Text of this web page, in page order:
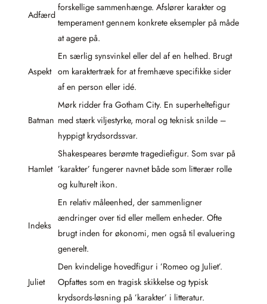
Adfærd
forskellige sammenhænge. Afslører karakter og
temperament gennem konkrete eksempler på måde
at agere på.
Aspekt
En særlig synsvinkel eller del af en helhed. Brugt
om karaktertræk for at fremhæve specifikke sider
af en person eller idé.
Batman
Mørk ridder fra Gotham City. En superheltefigur
med stærk viljestyrke, moral og teknisk snilde –
hyppigt krydsordssvar.
Hamlet
Shakespeares berømte tragediefigur. Som svar på
’karakter’ fungerer navnet både som litterær rolle
og kulturelt ikon.
Indeks
En relativ måleenhed, der sammenligner
ændringer over tid eller mellem enheder. Ofte
brugt inden for økonomi, men også til evaluering
generelt.
Juliet
Den kvindelige hovedfigur i ’Romeo og Juliet’.
Opfattes som en tragisk skikkelse og typisk
krydsords-løsning på ’karakter’ i litteratur.